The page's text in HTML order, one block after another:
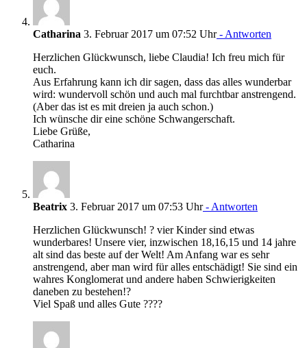
Catharina 3. Februar 2017 um 07:52 Uhr- Antworten
Herzlichen Glückwunsch, liebe Claudia! Ich freu mich für
euch.
Aus Erfahrung kann ich dir sagen, dass das alles wunderbar
wird: wundervoll schön und auch mal furchtbar anstrengend.
(Aber das ist es mit dreien ja auch schon.)
Ich wünsche dir eine schöne Schwangerschaft.
Liebe Grüße,
Catharina
Beatrix 3. Februar 2017 um 07:53 Uhr- Antworten
Herzlichen Glückwunsch! ? vier Kinder sind etwas
wunderbares! Unsere vier, inzwischen 18,16,15 und 14 jahre
alt sind das beste auf der Welt! Am Anfang war es sehr
anstrengend, aber man wird für alles entschädigt! Sie sind ein
wahres Konglomerat und andere haben Schwierigkeiten
daneben zu bestehen!?
Viel Spaß und alles Gute ????